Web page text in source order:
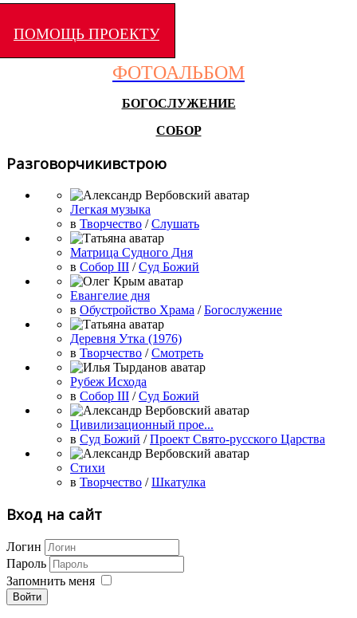
ПОМОЩЬ ПРОЕКТУ
ФОТОАЛЬБОМ
БОГОСЛУЖЕНИЕ
СОБОР
Разговорчикивстрою
Легкая музыка
в Творчество /Слушать
Матрица Судного Дня
в Собор III /Суд Божий
Евангелие дня
в Обустройство Храма /Богослужение
Деревня Утка (1976)
в Творчество /Смотреть
Рубеж Исхода
в Собор III /Суд Божий
Цивилизационный прое...
в Суд Божий /Проект Свято-русского Царства
Стихи
в Творчество /Шкатулка
Вход на сайт
Логин
Пароль
Запомнить меня
Войти